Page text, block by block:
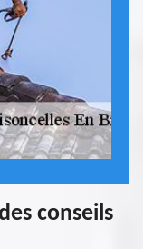
conseils